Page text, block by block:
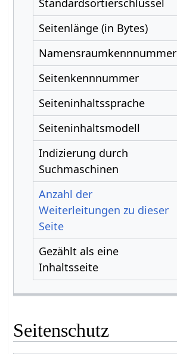
Standardsortierschlüssel
Seitenlänge (in Bytes)
Namensraumkennnummer
Seitenkennnummer
Seiteninhaltssprache
Seiteninhaltsmodell
Indizierung durch
Suchmaschinen
Anzahl der
Weiterleitungen zu dieser
Seite
Gezählt als eine
Inhaltsseite
Seitenschutz